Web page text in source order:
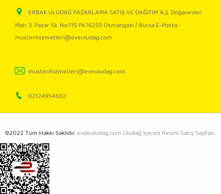
ERBAK ULUDAĞ PAZARLAMA SATIŞ VE DAĞITIM A.Ş. Doğanevler
Mah. 3. Pazar Sk. No:115 Pk.16255 Osmangazi / Bursa E-Posta :
musterihizmetleri@eveuludag.com
musterihizmetleri@eveuludag.com
02124954502
©2022 Tüm Hakkı Saklıdır.evdeuludag.com Uludağ İçecek Resmi Satış Sayfası